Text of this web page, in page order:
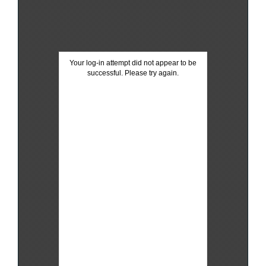
Your log-in attempt did not appear to be
successful. Please try again.